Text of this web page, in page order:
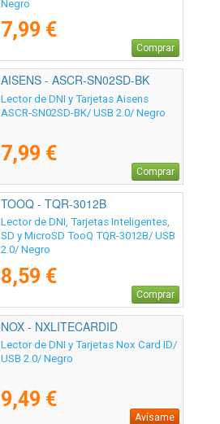
Negro
7,99 €
Comprar
AISENS - ASCR-SN02SD-BK
Lector de DNI y Tarjetas Aisens
ASCR-SN02SD-BK/ USB 2.0/ Negro
7,99 €
Comprar
TOOQ - TQR-3012B
Lector de DNI, Tarjetas Inteligentes,
SD y MicroSD TooQ TQR-3012B/ USB
2.0/ Negro
8,59 €
Comprar
NOX - NXLITECARDID
Lector de DNI y Tarjetas Nox Card ID/
USB 2.0/ Negro
9,49 €
Avísame